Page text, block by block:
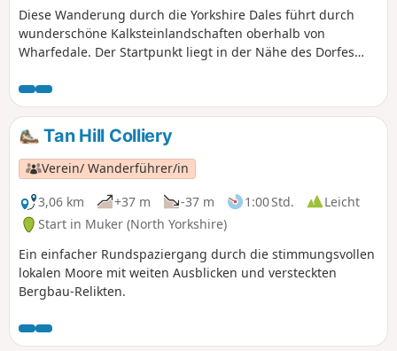
Diese Wanderung durch die Yorkshire Dales führt durch
wunderschöne Kalksteinlandschaften oberhalb von
Wharfedale. Der Startpunkt liegt in der Nähe des Dorfes
Sie herrliche Ausblicke genießen können. Ein Abschnitt des
Dales Way wird für diese Wanderung genutzt.
Tan Hill Colliery
Verein/ Wanderführer/in
3,06 km
+37 m -37 m 1:00 Std.
Leicht
Start in Muker (North Yorkshire)
Ein einfacher Rundspaziergang durch die stimmungsvollen
lokalen Moore mit weiten Ausblicken und versteckten
Bergbau-Relikten.